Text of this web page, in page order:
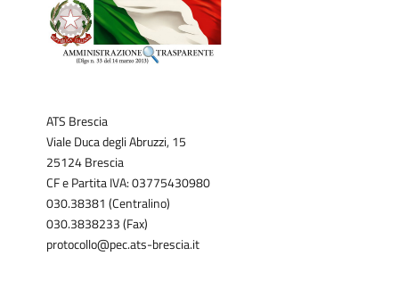
ATS Brescia
Viale Duca degli Abruzzi, 15
25124 Brescia
CF e Partita IVA: 03775430980
030.38381 (Centralino)
030.3838233 (Fax)
protocollo@pec.ats-brescia.it